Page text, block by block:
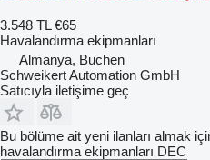
3.548 TL €65
Havalandırma ekipmanları
Almanya, Buchen
Schweikert Automation GmbH
Satıcıyla iletişime geç
Bu bölüme ait yeni ilanları almak
havalandırma ekipmanları DEC